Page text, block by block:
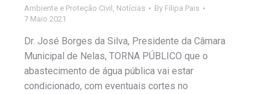
Ambiente e Proteção Civil Notícias By Filipa Pais
7 Maio 2021
Dr. José Borges da Silva, Presidente da Câmara
Municipal de Nelas, TORNA PÚBLICO que o
abastecimento de água pública vai estar
condicionado, com eventuais cortes no